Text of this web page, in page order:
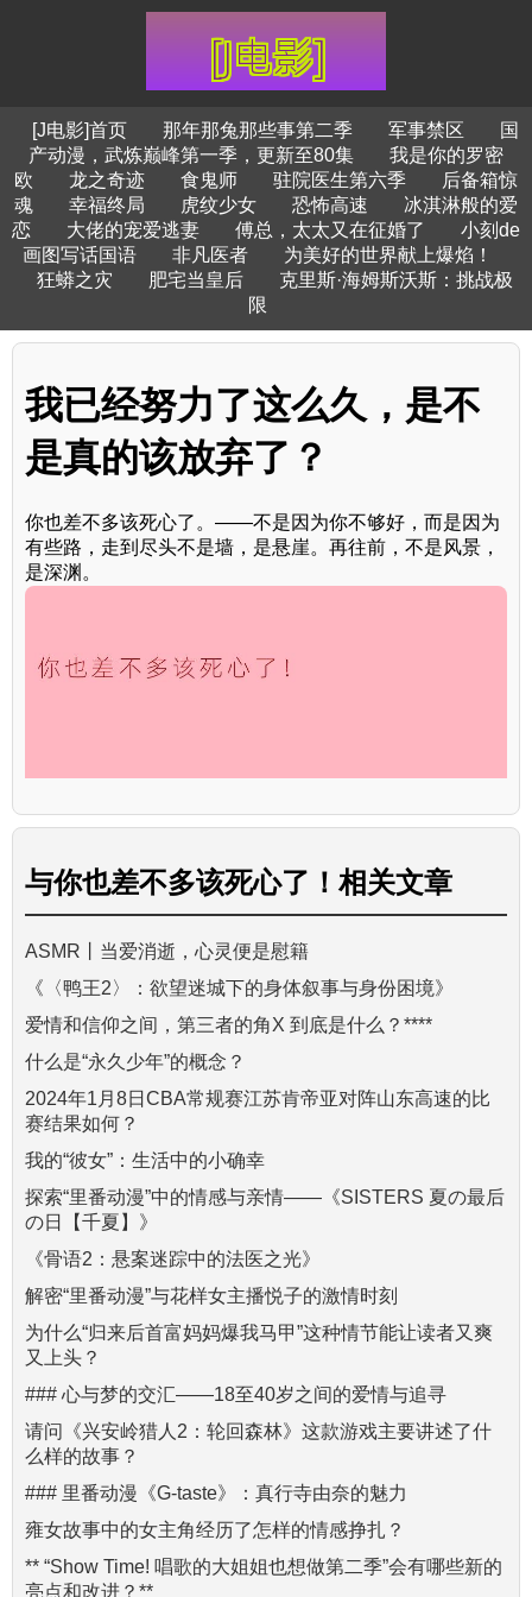
[J电影]首页 那年那兔那些事第二季 军事禁区
国
产动漫，武炼巅峰第一季，更新至80集
我是你的罗密
欧
龙之奇迹 食鬼师 驻院医生第六季
后备箱惊
魂
幸福终局 虎纹少女 恐怖高速
冰淇淋般的爱
恋
大佬的宠爱逃妻 傅总，太太又在征婚了
小刻de
画图写话国语
非凡医者
为美好的世界献上爆焰！
狂蟒之灾
肥宅当皇后
克里斯·海姆斯沃斯：挑战极
限
我已经努力了这么久，是不
是真的该放弃了？
你也差不多该死心了。——不是因为你不够好，而是因为
有些路，走到尽头不是墙，是悬崖。再往前，不是风景，
是深渊。
与你也差不多该死心了！ 相关文章
ASMR丨当爱消逝，心灵便是慰籍
《〈鸭王2〉：欲望迷城下的身体叙事与身份困境》
爱情和信仰之间，第三者的角X 到底是什么？****
什么是“永久少年”的概念？
2024年1月8日CBA常规赛江苏肯帝亚对阵山东高速的比
赛结果如何？
我的“彼女”：生活中的小确幸
探索“里番动漫”中的情感与亲情——《SISTERS 夏の最后
の日【千夏】》
《骨语2：悬案迷踪中的法医之光》
解密“里番动漫”与花样女主播悦子的激情时刻
为什么“归来后首富妈妈爆我马甲”这种情节能让读者又爽
又上头？
### 心与梦的交汇——18至40岁之间的爱情与追寻
请问《兴安岭猎人2：轮回森林》这款游戏主要讲述了什
么样的故事？
### 里番动漫《G-taste》：真行寺由奈的魅力
雍女故事中的女主角经历了怎样的情感挣扎？
** “Show Time! 唱歌的大姐姐也想做第二季”会有哪些新的
亮点和改进？**